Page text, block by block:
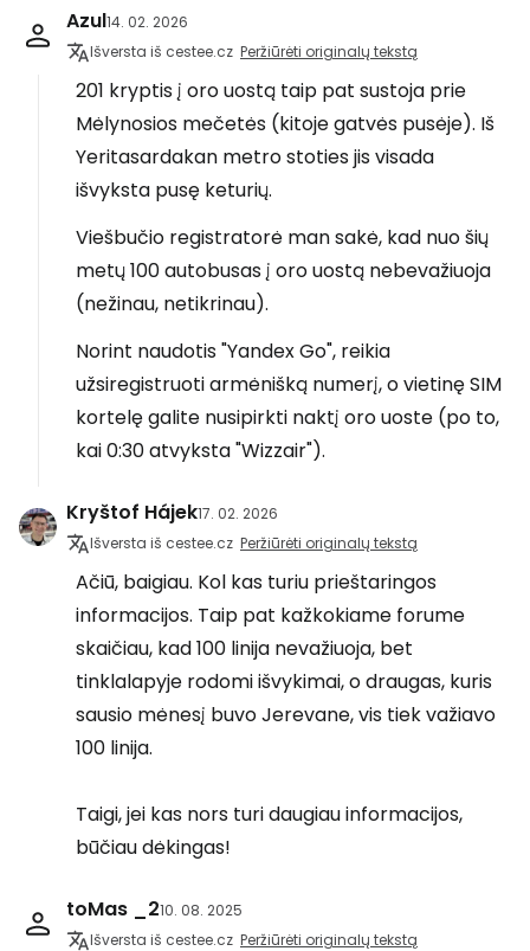
Azul14. 02. 2026
Išversta iš cestee.cz Peržiūrėti originalų tekstą
201 kryptis į oro uostą taip pat sustoja prie
Mėlynosios mečetės (kitoje gatvės pusėje). Iš
Yeritasardakan metro stoties jis visada
išvyksta pusę keturių.
Viešbučio registratorė man sakė, kad nuo šių
metų 100 autobusas į oro uostą nebevažiuoja
(nežinau, netikrinau).
Norint naudotis "Yandex Go", reikia
užsiregistruoti armėnišką numerį, o vietinę SIM
kortelę galite nusipirkti naktį oro uoste (po to,
kai 0:30 atvyksta "Wizzair").
Kryštof Hájek17. 02. 2026
Išversta iš cestee.cz Peržiūrėti originalų tekstą
Ačiū, baigiau. Kol kas turiu prieštaringos
informacijos. Taip pat kažkokiame forume
skaičiau, kad 100 linija nevažiuoja, bet
tinklalapyje rodomi išvykimai, o draugas, kuris
sausio mėnesį buvo Jerevane, vis tiek važiavo
100 linija.
Taigi, jei kas nors turi daugiau informacijos,
būčiau dėkingas!
toMas _210. 08. 2025
Išversta iš cestee.cz Peržiūrėti originalų tekstą